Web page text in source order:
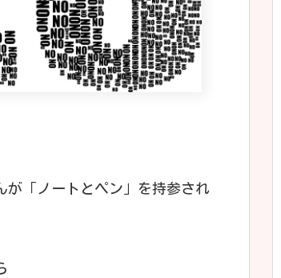
が「ノートとペン」を持参され